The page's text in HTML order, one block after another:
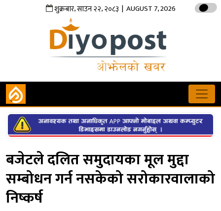
शुक्रबार,साउन२२,२०८३ | AUGUST 7, 2026
बजेटले दलित समुदायका मूल मुद्दा
सम्बोधन गर्न नसकेको सरोकारवालाको
निष्कर्ष